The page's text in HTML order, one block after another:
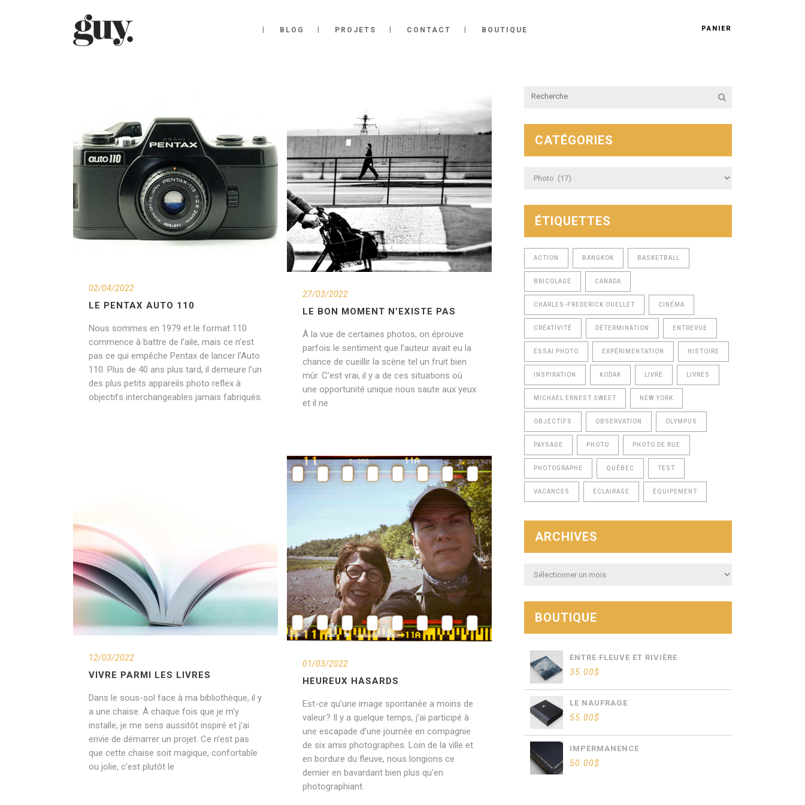
PANIER
BLOG PROJETS CONTACT BOUTIQUE
02/04/2022
LE PENTAX AUTO 110
Nous sommes en 1979 et le format 110
commence à battre de l’aile, mais ce n’est
pas ce qui empêche Pentax de lancer l’Auto
110. Plus de 40 ans plus tard, il demeure l’un
des plus petits appareils photo reflex à
objectifs interchangeables jamais fabriqués.
27/03/2022
LE BON MOMENT N’EXISTE PAS
À la vue de certaines photos, on éprouve
parfois le sentiment que l’auteur avait eu la
chance de cueillir la scène tel un fruit bien
mûr. C’est vrai, il y a de ces situations où
une opportunité unique nous saute aux yeux
et il ne
12/03/2022
VIVRE PARMI LES LIVRES
Dans le sous-sol face à ma bibliothèque, il y
a une chaise. À chaque fois que je m’y
installe, je me sens aussitôt inspiré et j’ai
envie de démarrer un projet. Ce n’est pas
que cette chaise soit magique, confortable
ou jolie, c’est plutôt le
01/03/2022
HEUREUX HASARDS
Est-ce qu’une image spontanée a moins de
valeur? Il y a quelque temps, j’ai participé à
une escapade d’une journée en compagnie
de six amis photographes. Loin de la ville et
en bordure du fleuve, nous longions ce
dernier en bavardant bien plus qu’en
photographiant.
CATÉGORIES
Catégories
ÉTIQUETTES
ACTION BANGKOK BASKETBALL
BRICOLAGE CANADA
CHARLES-FREDERICK OUELLET CINÉMA
CRÉATIVITÉ DÉTERMINATION ENTREVUE
ESSAI PHOTO EXPÉRIMENTATION HISTOIRE
INSPIRATION KODAK LIVRE LIVRES
MICHAEL ERNEST SWEET NEW YORK
OBJECTIFS OBSERVATION OLYMPUS
PAYSAGE PHOTO PHOTO DE RUE
PHOTOGRAPHE QUÉBEC TEST
VACANCES ÉCLAIRAGE ÉQUIPEMENT
ARCHIVES
Archives
BOUTIQUE
ENTRE FLEUVE ET RIVIÈRE
35.00$
LE NAUFRAGE
55.00$
IMPERMANENCE
50.00$